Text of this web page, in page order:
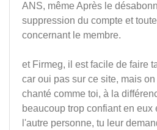
ANS, même Après le
suppression du compte et
concernant le membre.
et Firmeg, il est facile de faire
car oui pas sur ce site, mais
chanté comme toi, à la
beaucoup trop confiant en eux
l'autre personne, tu leur